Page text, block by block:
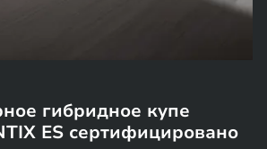
гибридное купе
ES сертифицировано